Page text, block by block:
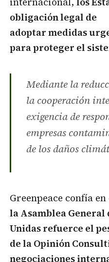
obligación legal de
adoptar medidas
para proteger el
Mediante la
la cooperación
exigencia de
empresas
de los daños
Greenpeace confía en
la Asamblea General
Unidas refuerce el
de la Opinión
negociaciones